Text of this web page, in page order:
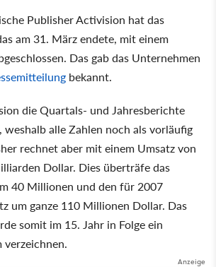
Publisher Activision hat das
am 31. März endete, mit einem
Das gab das Unternehmen
bekannt.
die Quartals- und Jahresberichte
weshalb alle Zahlen noch als vorläufig
rechnet aber mit einem Umsatz von
Dollar. Dies überträfe das
40 Millionen und den für 2007
um ganze 110 Millionen Dollar. Das
somit im 15. Jahr in Folge ein